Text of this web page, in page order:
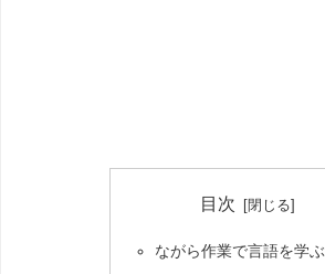
目次
ながら作業で言語を学ぶ